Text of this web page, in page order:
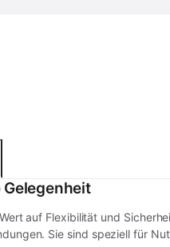
auf Flexibilität und
Sie sind speziell für